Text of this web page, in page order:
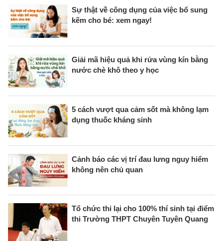
Sự thật về công dụng của việc bổ sung
kẽm cho bé: xem ngay!
Giải mã hiệu quả khi rửa vùng kín bằng
nước chè khô theo y học
5 cách vượt qua cảm sốt mà không lạm
dụng thuốc kháng sinh
Cảnh báo các vị trí đau lưng nguy hiểm
không nên chủ quan
Tổ chức thi lại cho 100% thí sinh tại điểm
thi Trường THPT Chuyên Tuyên Quang